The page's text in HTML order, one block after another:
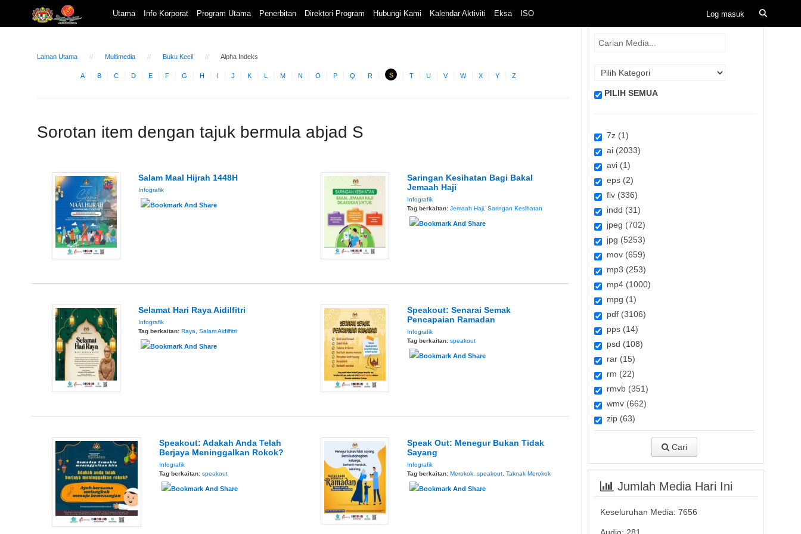
Utama Info Korporat Program Utama Penerbitan Direktori Program Hubungi Kami Kalendar Aktiviti Eksa ISO
Laman Utama Multimedia Buku Kecil Alpha Indeks
A B C D E F G H I J K L M N O P Q R S T U V W X Y Z
Sorotan item dengan tajuk bermula abjad S
Salam Maal Hijrah 1448H
Infografik
Saringan Kesihatan Bagi Bakal
Jemaah Haji
Infografik
Tag berkaitan:Jemaah Haji ,Saringan Kesihatan
Selamat Hari Raya Aidilfitri
Infografik
Tag berkaitan: Raya, Salam Aidilfitri
Speakout: Senarai Semak
Pencapaian Ramadan
Infografik
Tag berkaitan:speakout
Speakout: Adakah Anda Telah
Berjaya Meninggalkan Rokok?
Infografik
Tag berkaitan: speakout
Speak Out: Menegur Bukan Tidak
Sayang
Infografik
Tag berkaitan:Merokok ,speakout ,Taknak Merokok
PILIH SEMUA
7z (1)
ai (2033)
avi (1)
eps (2)
flv (336)
indd (31)
jpeg (702)
jpg (5253)
mov (659)
mp3 (253)
mp4 (1000)
mpg (1)
pdf (3106)
pps (14)
psd (108)
rar (15)
rm (22)
rmvb (351)
wmv (662)
zip (63)
Cari
Jumlah Media Hari Ini
Keseluruhan Media: 7656